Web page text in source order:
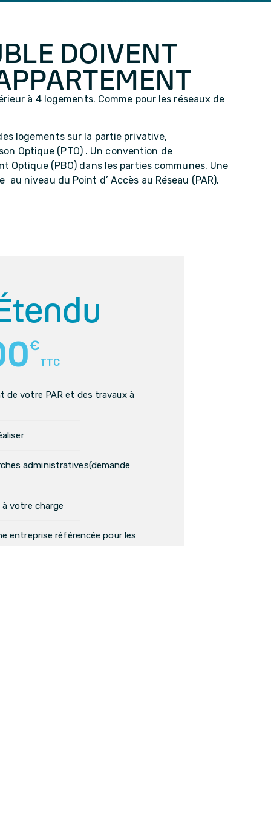
DOIVENT
à 4 logements. Comme pour les réseaux de
logements sur la partie privative,
Optique (PTO) . Un convention de
(PBO) dans les parties communes. Une
niveau du Point d’ Accès au Réseau (PAR).
€
TTC
de votre PAR et des travaux à
administratives(demande
votre charge
entreprise référencée pour les